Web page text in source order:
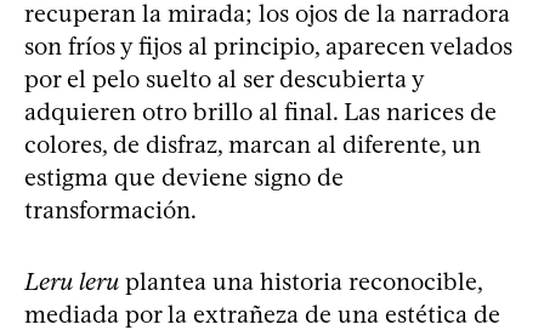
recuperan la mirada; los ojos de la narradora
son fríos y fijos al principio, aparecen velados
por el pelo suelto al ser descubierta y
adquieren otro brillo al final. Las narices de
colores, de disfraz, marcan al diferente, un
estigma que deviene signo de
transformación.
Leru leru plantea una historia reconocible,
mediada por la extrañeza de una estética de